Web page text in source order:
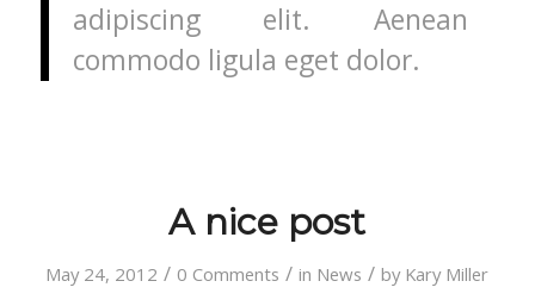
adipiscing elit. Aenean
commodo ligula eget dolor.
A nice post
May 24, 2012 / 0 Comments / in News / by Kary Miller